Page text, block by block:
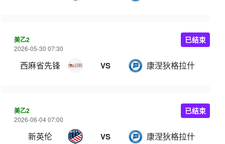
美乙2
2026-05-30 07:30
西麻省先锋 VS 康涅狄格拉什
已结束
美乙2
2026-06-04 07:00
新英伦 VS 康涅狄格拉什
已结束